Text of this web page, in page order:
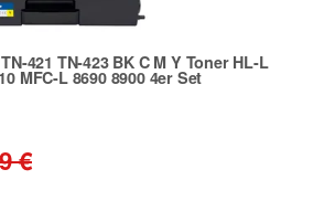
421 TN-423 BK C M Y Toner HL-L
MFC-L 8690 8900 4er Set
€